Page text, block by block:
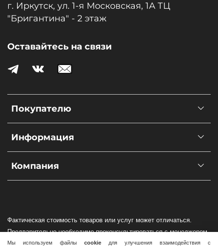
Покупателю
Информация
Компания
г. Иркутск, ул. 1-я Московcкая, 1А ТЦ
"Бригантина" - 2 этаж
Оставайтесь на связи
Фактическая стоимость товаров или услуг может отличаться.
Предварительно необходимо проконсультироваться с менеджером
по наличию и стоимости товаров или услуг.
Мы используем файлы cookie для улучшения взаимодействия с